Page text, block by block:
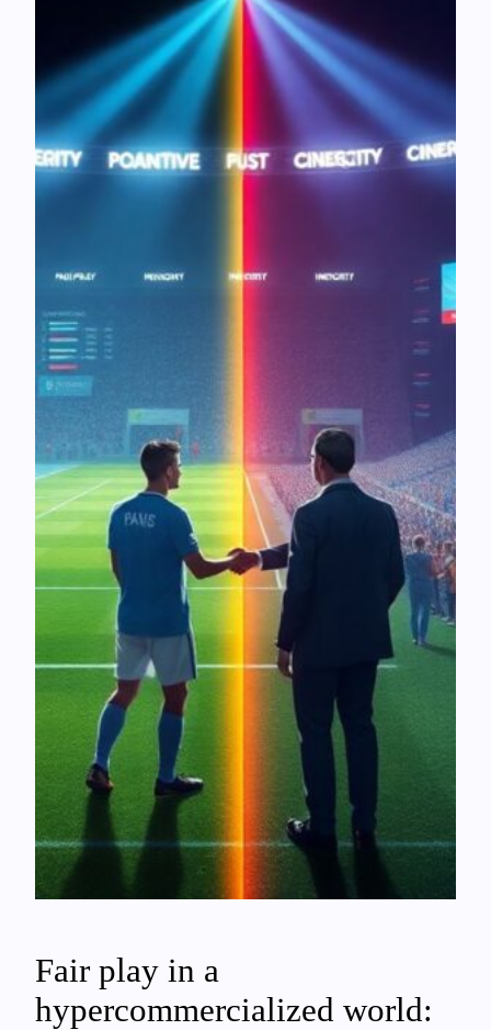
Fair play in a
hypercommercialized world: